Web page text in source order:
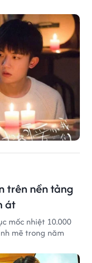
trên nền tảng
át
mốc nhiệt 10.000
mẽ trong năm